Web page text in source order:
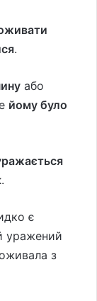
.
або
йому було
.
є
уражений
з